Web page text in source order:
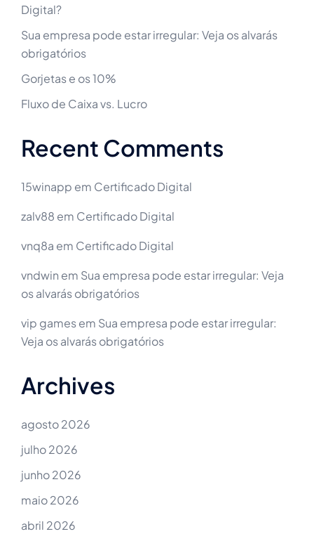
Digital?
Sua empresa pode estar irregular: Veja os alvarás
obrigatórios
Gorjetas e os 10%
Fluxo de Caixa vs. Lucro
Recent Comments
15winapp em Certificado Digital
zalv88 em Certificado Digital
vnq8a em Certificado Digital
vndwin em Sua empresa pode estar irregular: Veja
os alvarás obrigatórios
vip gamesem Sua empresa pode estar irregular:
Veja os alvarás obrigatórios
Archives
agosto 2026
julho 2026
junho 2026
maio 2026
abril 2026